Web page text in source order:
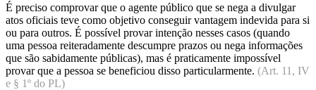
É preciso comprovar que o agente público que se nega a divulgar
atos oficiais teve como objetivo conseguir vantagem indevida para si
ou para outros. É possível provar intenção nesses casos (quando
uma pessoa reiteradamente descumpre prazos ou nega informações
que são sabidamente públicas), mas é praticamente impossível
provar que a pessoa se beneficiou disso particularmente. (Art. 11, IV
e § 1º do PL)